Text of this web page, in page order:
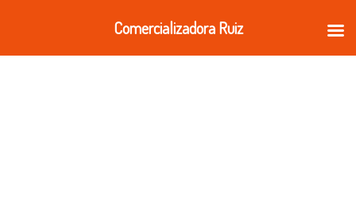
contenido
Comercializadora Ruiz